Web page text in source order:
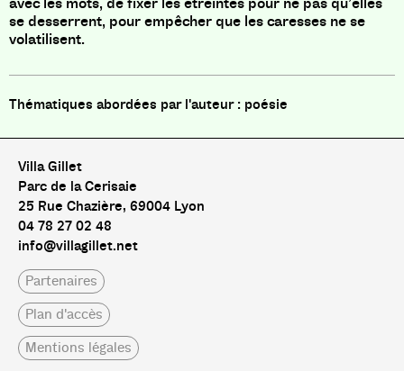
se desserrent, pour empêcher que les caresses ne se
volatilisent.
poésie
Villa Gillet
Parc de la Cerisaie
25 Rue Chazière, 69004 Lyon
04 78 27 02 48
info@villagillet.net
Partenaires
Plan d'accès
Mentions légales